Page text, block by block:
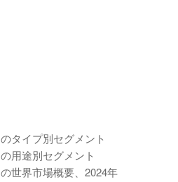
タイプ別セグメント
用途別セグメント
世界市場概要、2024年